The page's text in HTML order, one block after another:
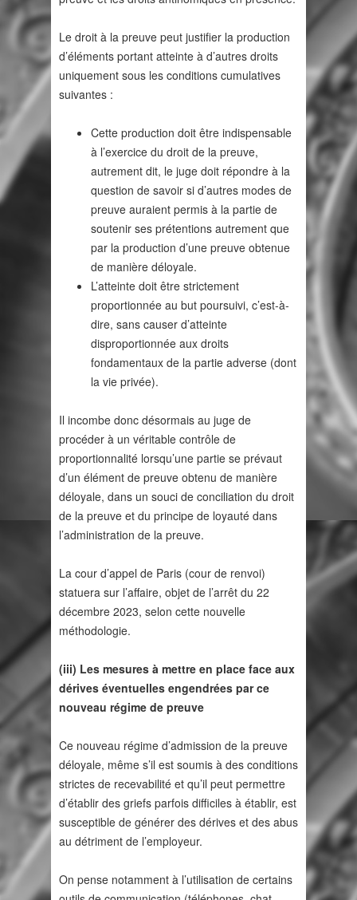
Le droit à la preuve peut justifier la production
d’éléments portant atteinte à d’autres droits
uniquement sous les conditions cumulatives
suivantes :
Cette production doit être indispensable
à l’exercice du droit de la preuve,
autrement dit, le juge doit répondre à la
question de savoir si d’autres modes de
preuve auraient permis à la partie de
soutenir ses prétentions autrement que
par la production d’une preuve obtenue
de manière déloyale.
L’atteinte doit être strictement
proportionnée au but poursuivi, c’est-à-
dire, sans causer d’atteinte
disproportionnée aux droits
fondamentaux de la partie adverse (dont
la vie privée).
Il incombe donc désormais au juge de
procéder à un véritable contrôle de
proportionnalité lorsqu’une partie se prévaut
d’un élément de preuve obtenu de manière
déloyale, dans un souci de conciliation du droit
de la preuve et du principe de loyauté dans
l’administration de la preuve.
La cour d’appel de Paris (cour de renvoi)
statuera sur l’affaire, objet de l’arrêt du 22
décembre 2023, selon cette nouvelle
méthodologie.
(iii) Les mesures à mettre en place face aux
dérives éventuelles engendrées par ce
nouveau régime de preuve
Ce nouveau régime d’admission de la preuve
déloyale, même s’il est soumis à des conditions
strictes de recevabilité et qu’il peut permettre
d’établir des griefs parfois difficiles à établir, est
susceptible de générer des dérives et des abus
au détriment de l’employeur.
On pense notamment à l’utilisation de certains